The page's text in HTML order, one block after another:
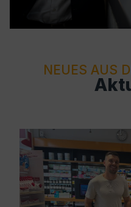
NEUES AUS